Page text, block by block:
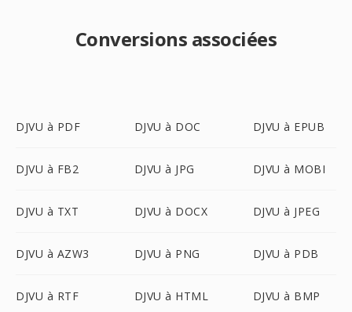
Conversions associées
DJVU à PDF DJVU à DOC DJVU à EPUB
DJVU à FB2 DJVU à JPG DJVU à MOBI
DJVU à TXT DJVU à DOCX DJVU à JPEG
DJVU à AZW3 DJVU à PNG DJVU à PDB
DJVU à RTF DJVU à HTML DJVU à BMP